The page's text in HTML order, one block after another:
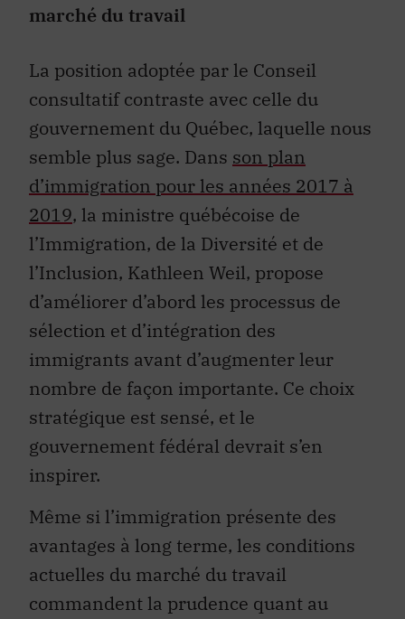
marché du travail
La position adoptée par le Conseil
consultatif contraste avec celle du
gouvernement du Québec, laquelle nous
semble plus sage. Dans son plan
d’immigration pour les années 2017 à
2019, la ministre québécoise de
l’Immigration, de la Diversité et de
l’Inclusion, Kathleen Weil, propose
d’améliorer d’abord les processus de
sélection et d’intégration des
immigrants avant d’augmenter leur
nombre de façon importante. Ce choix
stratégique est sensé, et le
gouvernement fédéral devrait s’en
inspirer.
Même si l’immigration présente des
avantages à long terme, les conditions
actuelles du marché du travail
commandent la prudence quant au